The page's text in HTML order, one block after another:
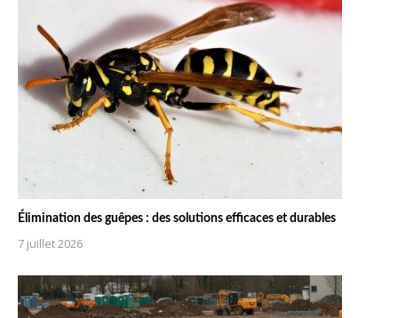
Élimination des guêpes : des solutions efficaces et durables
7 juillet 2026